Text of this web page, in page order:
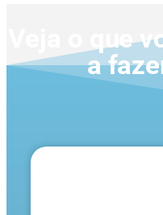
Veja o que
a